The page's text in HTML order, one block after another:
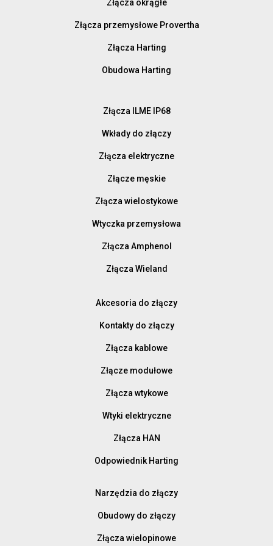
Złącza okrągłe
Złącza przemysłowe Provertha
Złącza Harting
Obudowa Harting
Złącza ILME IP68
Wkłady do złączy
Złącza elektryczne
Złącze męskie
Złącza wielostykowe
Wtyczka przemysłowa
Złącza Amphenol
Złącza Wieland
Akcesoria do złączy
Kontakty do złączy
Złącza kablowe
Złącze modułowe
Złącza wtykowe
Wtyki elektryczne
Złącza HAN
Odpowiednik Harting
Narzędzia do złączy
Obudowy do złączy
Złącza wielopinowe